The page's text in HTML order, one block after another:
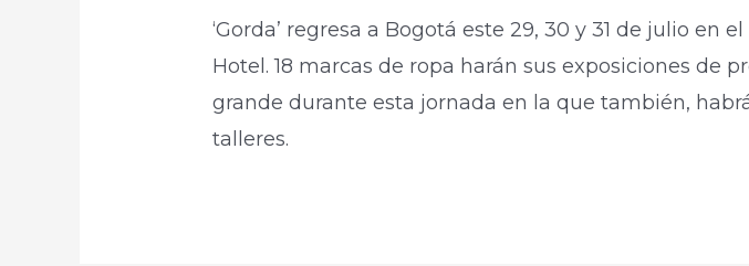
‘Gorda’ regresa a Bogotá este 29, 30 y 31 de julio en
Hotel. 18 marcas de ropa harán sus exposiciones de
grande durante esta jornada en la que también,
talleres.​